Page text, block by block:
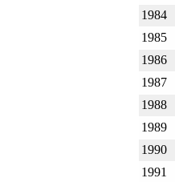
1984
1985
1986
1987
1988
1989
1990
1991